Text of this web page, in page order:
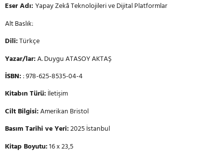
Eser Adı:Yapay Zekâ Teknolojileri ve Dijital Platformlar
Alt Baslık:
Dili:Türkçe
Yazar/lar:A. Duygu ATASOY AKTAŞ
İSBN:: 978-625-8535-04-4
Kitabın Türü:İletişim
Cilt Bilgisi:Amerikan Bristol
Basım Tarihi ve Yeri:2025 İstanbul
Kitap Boyutu:16 x 23,5